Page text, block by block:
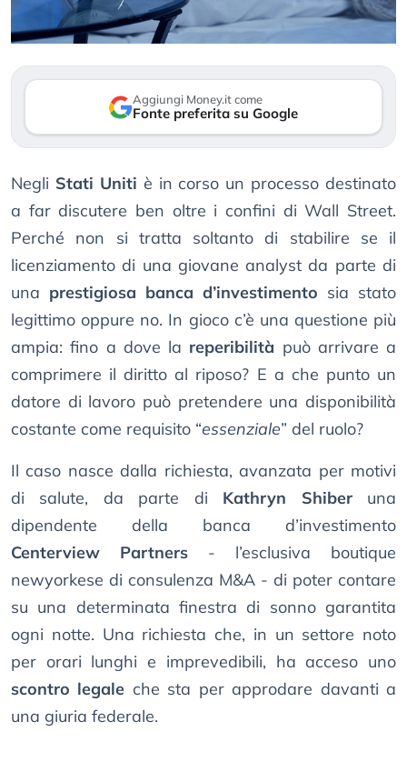
Aggiungi Money.it come
Fonte preferita su Google
Negli Stati Uniti è in corso un processo destinato
a far discutere ben oltre i confini di Wall Street.
Perché non si tratta soltanto di stabilire se il
licenziamento di una giovane analyst da parte di
una prestigiosa banca d’investimento sia stato
legittimo oppure no. In gioco c’è una questione più
ampia: fino a dove la reperibilità può arrivare a
comprimere il diritto al riposo? E a che punto un
datore di lavoro può pretendere una disponibilità
costante come requisito “essenziale” del ruolo?
Il caso nasce dalla richiesta, avanzata per motivi
di salute, da parte di Kathryn Shiberuna
dipendente della banca d’investimento
Centerview Partners - l’esclusiva boutique
newyorkese di consulenza M&A - di poter contare
su una determinata finestra di sonno garantita
ogni notte. Una richiesta che, in un settore noto
per orari lunghi e imprevedibili, ha acceso uno
scontro legale che sta per approdare davanti a
una giuria federale.